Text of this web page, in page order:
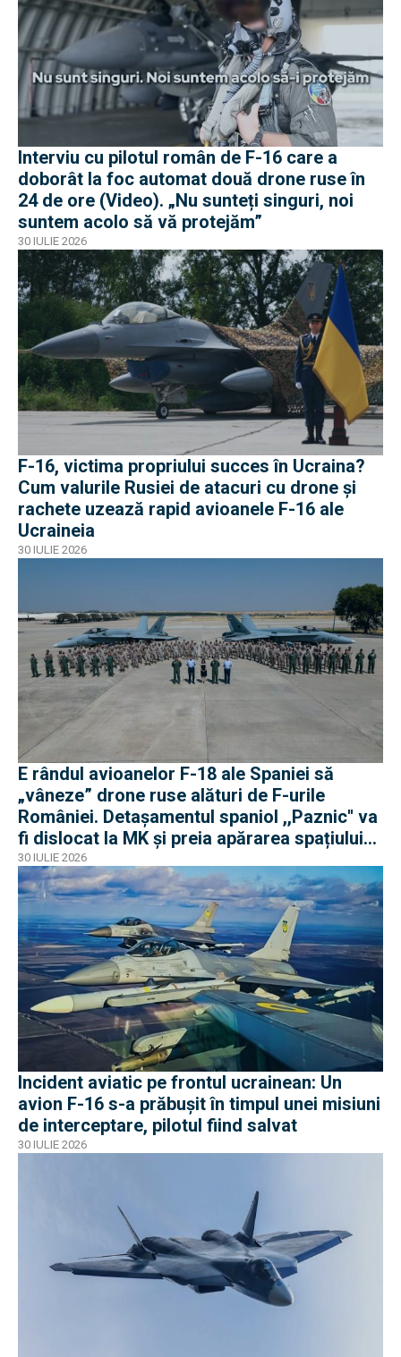
Interviu cu pilotul român de F-16 care a
doborât la foc automat două drone ruse în
24 de ore (Video). „Nu sunteți singuri, noi
suntem acolo să vă protejăm”
30 IULIE 2026
F-16, victima propriului succes în Ucraina?
Cum valurile Rusiei de atacuri cu drone și
rachete uzează rapid avioanele F-16 ale
Ucraineia
30 IULIE 2026
E rândul avioanelor F-18 ale Spaniei să
„vâneze” drone ruse alături de F-urile
României. Detașamentul spaniol ,,Paznic'' va
fi dislocat la MK și preia apărarea spațiului
aerian românesc
30 IULIE 2026
Incident aviatic pe frontul ucrainean: Un
avion F-16 s-a prăbușit în timpul unei misiuni
de interceptare, pilotul fiind salvat
30 IULIE 2026